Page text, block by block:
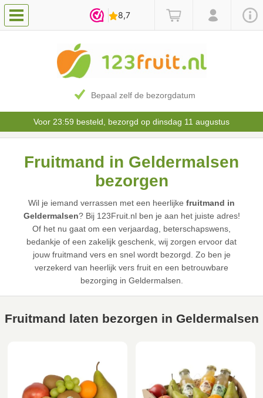
Bepaal zelf de bezorgdatum
Voor 23:59 besteld, bezorgd op dinsdag 11 augustus
Fruitmand in Geldermalsen
bezorgen
Wil je iemand verrassen met een heerlijke fruitmand in
Geldermalsen? Bij 123Fruit.nl ben je aan het juiste adres!
Of het nu gaat om een verjaardag, beterschapswens,
bedankje of een zakelijk geschenk, wij zorgen ervoor dat
jouw fruitmand vers en snel wordt bezorgd. Zo ben je
verzekerd van heerlijk vers fruit en een betrouwbare
bezorging in Geldermalsen.
Fruitmand laten bezorgen in Geldermalsen